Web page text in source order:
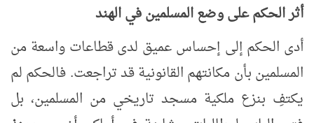
أثر الحكم على وضع المسلمين في الهند
أدى الحكم إلى إحساس عميق لدى قطاعات واسعة من
المسلمين بأن مكانتهم القانونية قد تراجعت. فالحكم لم
يكتفِ بنزع ملكية مسجد تاريخي من المسلمين، بل